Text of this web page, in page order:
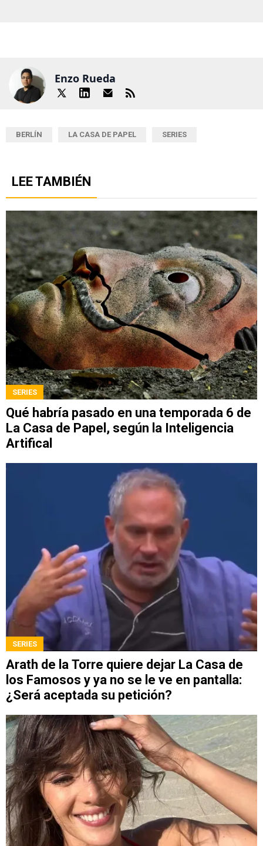
Enzo Rueda
BERLÍN LA CASA DE PAPEL SERIES
LEE TAMBIÉN
SERIES
Qué habría pasado en una temporada 6 de
La Casa de Papel, según la Inteligencia
Artifical
SERIES
Arath de la Torre quiere dejar La Casa de
los Famosos y ya no se le ve en pantalla:
¿Será aceptada su petición?